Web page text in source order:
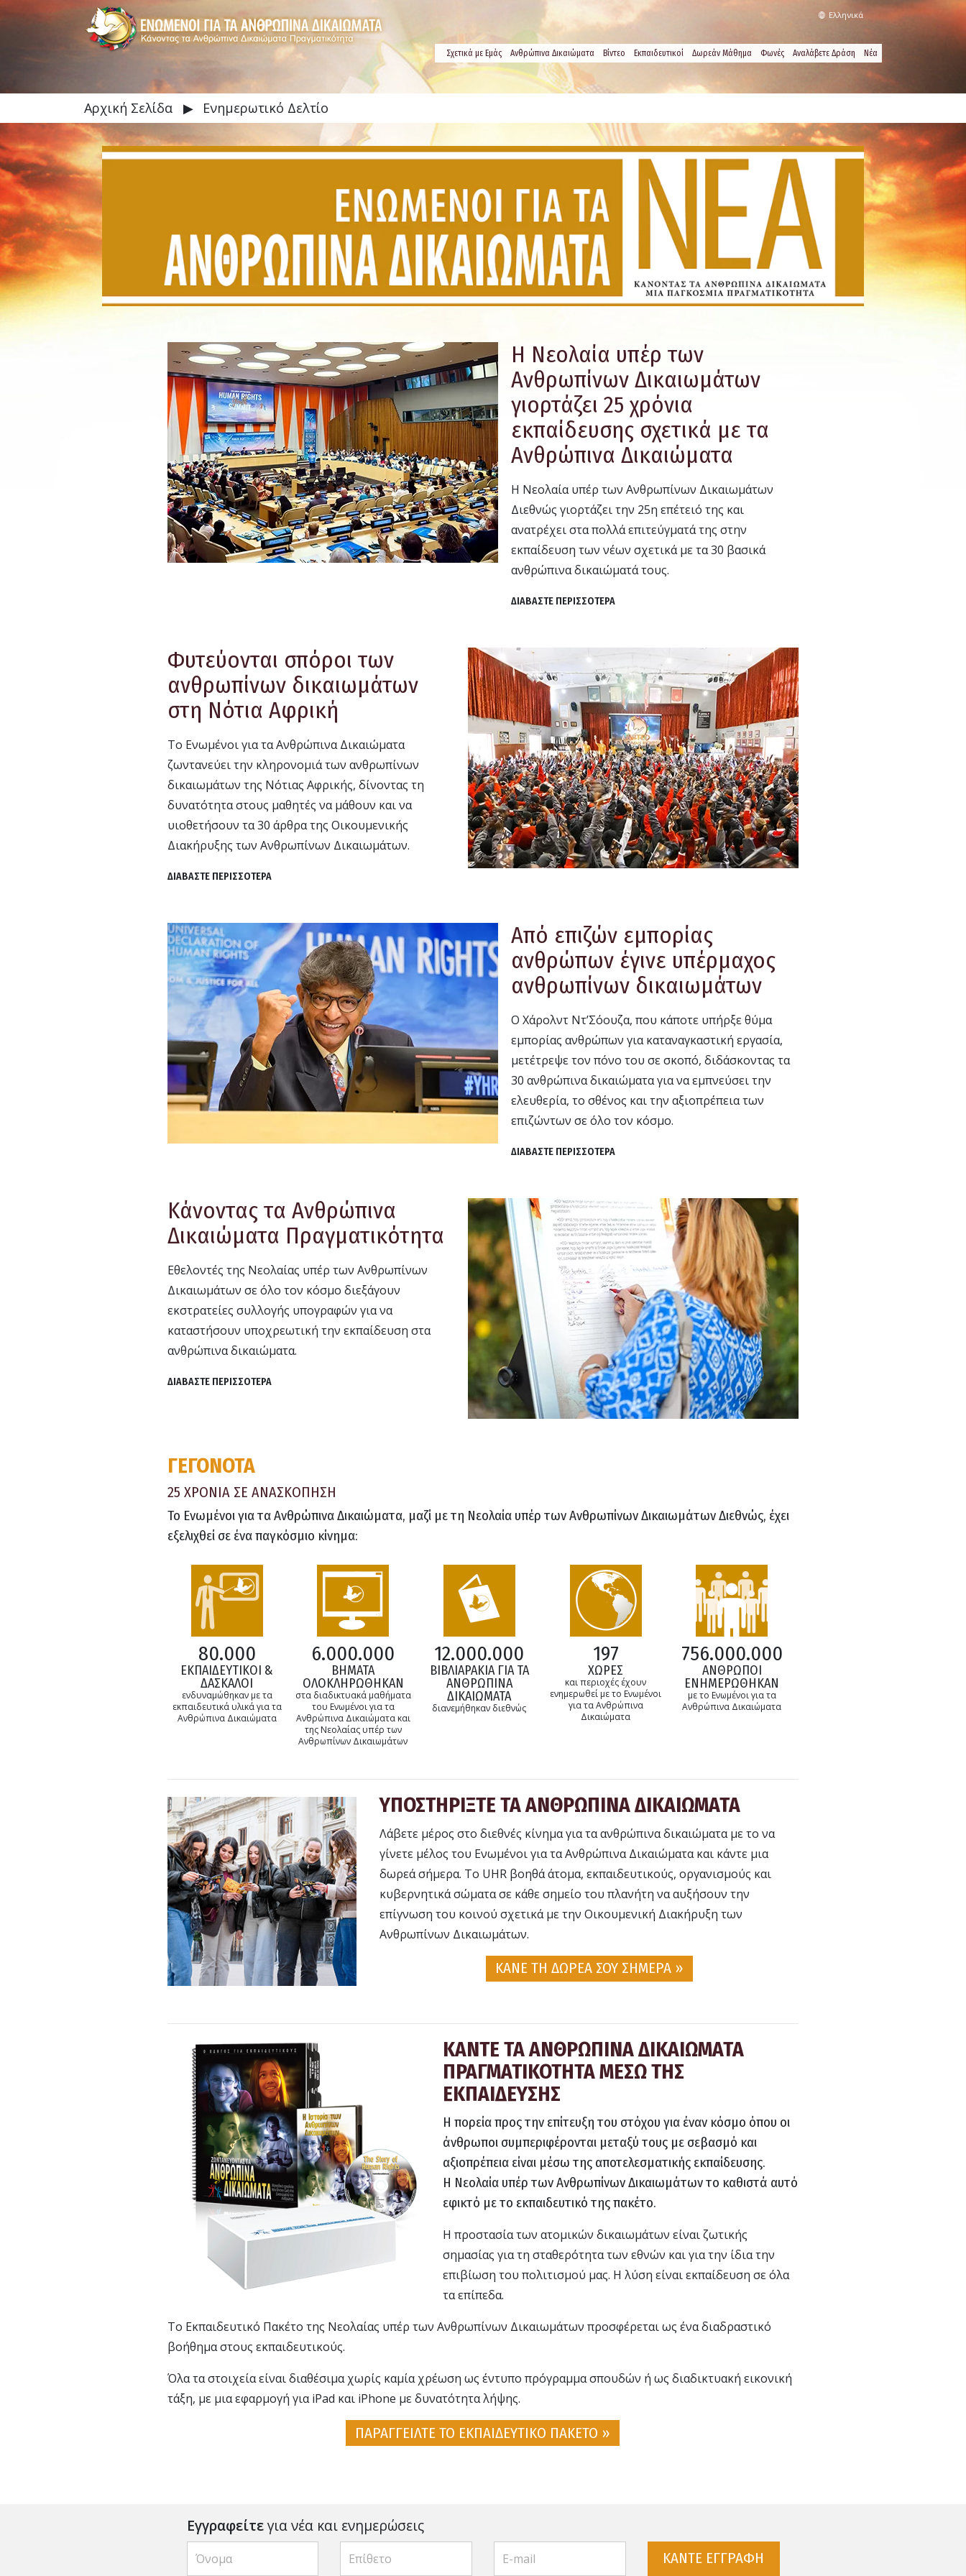
Ελληνικά
Σχετικά µε Εμάς Ανθρώπινα Δικαιώματα Βίντεο Εκπαιδευτικοί Δωρεάν Μάθημα Φωνές Αναλάβετε Δράση Νέα
Αρχική Σελίδα ▶ Ενημερωτικό Δελτίο
Η Νεολαία υπέρ των
Ανθρωπίνων Δικαιωμάτων
γιορτάζει 25 χρόνια
εκπαίδευσης σχετικά με τα
Ανθρώπινα Δικαιώματα
Η Νεολαία υπέρ των Ανθρωπίνων Δικαιωμάτων
Διεθνώς γιορτάζει την 25η επέτειό της και
ανατρέχει στα πολλά επιτεύγματά της στην
εκπαίδευση των νέων σχετικά με τα 30 βασικά
ανθρώπινα δικαιώματά τους.
ΔΙΑΒΑΣΤΕ ΠΕΡΙΣΣΟΤΕΡΑ
Φυτεύονται σπόροι των
ανθρωπίνων δικαιωμάτων
στη Νότια Αφρική
Το Ενωμένοι για τα Ανθρώπινα Δικαιώματα
ζωντανεύει την κληρονομιά των ανθρωπίνων
δικαιωμάτων της Νότιας Αφρικής, δίνοντας τη
δυνατότητα στους μαθητές να μάθουν και να
υιοθετήσουν τα 30 άρθρα της Οικουμενικής
Διακήρυξης των Ανθρωπίνων Δικαιωμάτων.
ΔΙΑΒΑΣΤΕ ΠΕΡΙΣΣΟΤΕΡΑ
Από επιζών εμπορίας
ανθρώπων έγινε υπέρμαχος
ανθρωπίνων δικαιωμάτων
Ο Χάρολντ Ντ’Σόουζα, που κάποτε υπήρξε θύμα
εμπορίας ανθρώπων για καταναγκαστική εργασία,
μετέτρεψε τον πόνο του σε σκοπό, διδάσκοντας τα
30 ανθρώπινα δικαιώματα για να εμπνεύσει την
ελευθερία, το σθένος και την αξιοπρέπεια των
επιζώντων σε όλο τον κόσμο.
ΔΙΑΒΑΣΤΕ ΠΕΡΙΣΣΟΤΕΡΑ
Κάνοντας τα Ανθρώπινα
Δικαιώματα Πραγματικότητα
Εθελοντές της Νεολαίας υπέρ των Ανθρωπίνων
Δικαιωμάτων σε όλο τον κόσμο διεξάγουν
εκστρατείες συλλογής υπογραφών για να
καταστήσουν υποχρεωτική την εκπαίδευση στα
ανθρώπινα δικαιώματα.
ΔΙΑΒΑΣΤΕ ΠΕΡΙΣΣΟΤΕΡΑ
ΓΕΓΟΝΟΤΑ
25 ΧΡΟΝΙΑ ΣΕ ΑΝΑΣΚΟΠΗΣΗ
Το Ενωμένοι για τα Ανθρώπινα Δικαιώματα, μαζί με τη Νεολαία υπέρ των Ανθρωπίνων Δικαιωμάτων Διεθνώς, έχει
εξελιχθεί σε ένα παγκόσμιο κίνημα:
80.000
ΕΚΠΑΙΔΕΥΤΙΚΟΙ &
ΔΑΣΚΑΛΟΙ
ενδυναμώθηκαν με τα
εκπαιδευτικά υλικά για τα
Ανθρώπινα Δικαιώματα
6.000.000
ΒΗΜΑΤΑ
ΟΛΟΚΛΗΡΩΘΗΚΑΝ
στα διαδικτυακά μαθήματα
του Ενωμένοι για τα
Ανθρώπινα Δικαιώματα και
της Νεολαίας υπέρ των
Ανθρωπίνων Δικαιωμάτων
12.000.000
ΒΙΒΛΙΑΡΑΚΙΑ ΓΙΑ ΤΑ
ΑΝΘΡΩΠΙΝΑ
ΔΙΚΑΙΩΜΑΤΑ
διανεμήθηκαν διεθνώς
197
ΧΩΡΕΣ
και περιοχές έχουν
ενημερωθεί με το Ενωμένοι
για τα Ανθρώπινα
Δικαιώματα
756.000.000
ΑΝΘΡΩΠΟΙ
ΕΝΗΜΕΡΩΘΗΚΑΝ
με το Ενωμένοι για τα
Ανθρώπινα Δικαιώματα
ΥΠΟΣΤΗΡΙΞΤΕ ΤΑ ΑΝΘΡΩΠΙΝΑ ΔΙΚΑΙΩΜΑΤΑ
Λάβετε μέρος στο διεθνές κίνημα για τα ανθρώπινα δικαιώματα με το να
γίνετε μέλος του Ενωμένοι για τα Ανθρώπινα Δικαιώματα και κάντε μια
δωρεά σήμερα. Το UHR βοηθά άτομα, εκπαιδευτικούς, οργανισμούς και
κυβερνητικά σώματα σε κάθε σημείο του πλανήτη να αυξήσουν την
επίγνωση του κοινού σχετικά με την Οικουμενική Διακήρυξη των
Ανθρωπίνων Δικαιωμάτων.
ΚΑΝΕ ΤΗ ΔΩΡΕΑ ΣΟΥ ΣΗΜΕΡΑ »
ΚΑΝΤΕ ΤΑ ΑΝΘΡΩΠΙΝΑ ΔΙΚΑΙΩΜΑΤΑ
ΠΡΑΓΜΑΤΙΚΟΤΗΤΑ ΜΕΣΩ ΤΗΣ
ΕΚΠΑΙΔΕΥΣΗΣ
Η πορεία προς την επίτευξη του στόχου για έναν κόσμο όπου οι
άνθρωποι συμπεριφέρονται μεταξύ τους με σεβασμό και
αξιοπρέπεια είναι μέσω της αποτελεσματικής εκπαίδευσης.
Η Νεολαία υπέρ των Ανθρωπίνων Δικαιωμάτων το καθιστά αυτό
εφικτό με το εκπαιδευτικό της πακέτο.
Η προστασία των ατομικών δικαιωμάτων είναι ζωτικής
σημασίας για τη σταθερότητα των εθνών και για την ίδια την
επιβίωση του πολιτισμού μας. Η λύση είναι εκπαίδευση σε όλα
τα επίπεδα.
Το Εκπαιδευτικό Πακέτο της Νεολαίας υπέρ των Ανθρωπίνων Δικαιωμάτων προσφέρεται ως ένα διαδραστικό
βοήθημα στους εκπαιδευτικούς.
Όλα τα στοιχεία είναι διαθέσιμα χωρίς καμία χρέωση ως έντυπο πρόγραμμα σπουδών ή ως διαδικτυακή εικονική
τάξη, με μια εφαρμογή για iPad και iPhone με δυνατότητα λήψης.
ΠΑΡΑΓΓΕΙΛΤΕ ΤΟ ΕΚΠΑΙΔΕΥΤΙΚΟ ΠΑΚΕΤΟ »
Εγγραφείτεγια νέα και ενημερώσεις
ΚΑΝΤΕ ΕΓΓΡΑΦΗ